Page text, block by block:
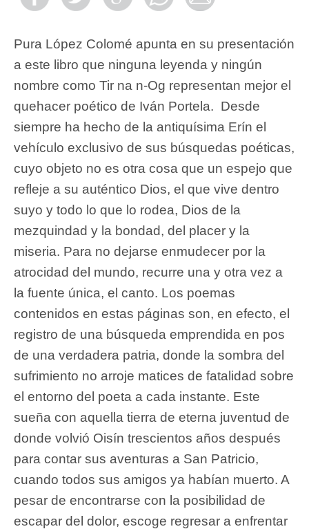
Pura López Colomé apunta en su presentación
a este libro que ninguna leyenda y ningún
nombre como Tir na n-Og representan mejor el
quehacer poético de Iván Portela. Desde
siempre ha hecho de la antiquísima Erín el
vehículo exclusivo de sus búsquedas poéticas,
cuyo objeto no es otra cosa que un espejo que
refleje a su auténtico Dios, el que vive dentro
suyo y todo lo que lo rodea, Dios de la
mezquindad y la bondad, del placer y la
miseria. Para no dejarse enmudecer por la
atrocidad del mundo, recurre una y otra vez a
la fuente única, el canto. Los poemas
contenidos en estas páginas son, en efecto, el
registro de una búsqueda emprendida en pos
de una verdadera patria, donde la sombra del
sufrimiento no arroje matices de fatalidad sobre
el entorno del poeta a cada instante. Este
sueña con aquella tierra de eterna juventud de
donde volvió Oisín trescientos años después
para contar sus aventuras a San Patricio,
cuando todos sus amigos ya habían muerto. A
pesar de encontrarse con la posibilidad de
escapar del dolor, escoge regresar a enfrentar